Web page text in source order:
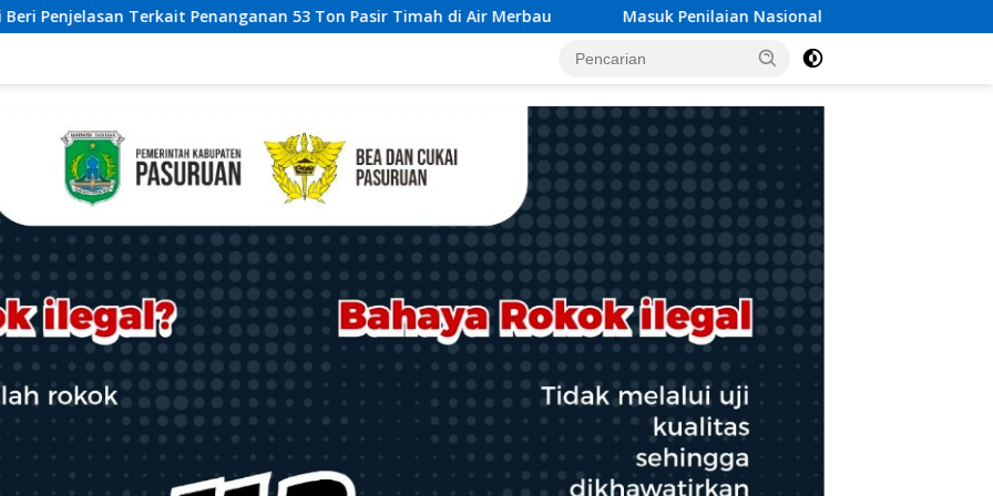
53 Ton Pasir Timah di Air Merbau Masuk Penilaian Nasional TPAKD Award 2026, Lombok Timur Andalkan